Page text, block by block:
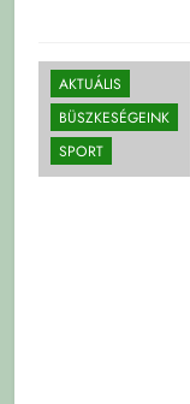
AKTUÁLIS
BÜSZKESÉGEINK
SPORT